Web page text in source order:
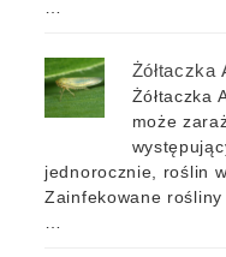
Żółtaczka
Żółtaczka
może
jednorocznie, roślin
Zainfekowane